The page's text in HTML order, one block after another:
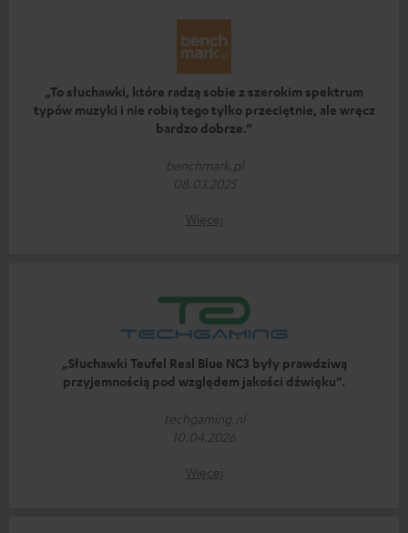
„To słuchawki, które radzą sobie z szerokim spektrum
typów muzyki i nie robią tego tylko przeciętnie, ale wręcz
bardzo dobrze.”
benchmark.pl
08.03.2025
Więcej
„Słuchawki Teufel Real Blue NC3 były prawdziwą
przyjemnością pod względem jakości dźwięku”.
techgaming.nl
10.04.2026
Więcej